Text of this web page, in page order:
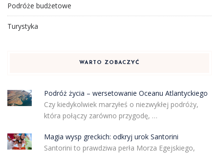
Podróże budżetowe
Turystyka
WARTO ZOBACZYĆ
Podróż życia – wersetowanie Oceanu Atlantyckiego
Czy kiedykolwiek marzyłeś o niezwykłej podróży,
która połączy zarówno przygodę, …
Magia wysp greckich: odkryj urok Santorini
Santorini to prawdziwa perła Morza Egejskiego,